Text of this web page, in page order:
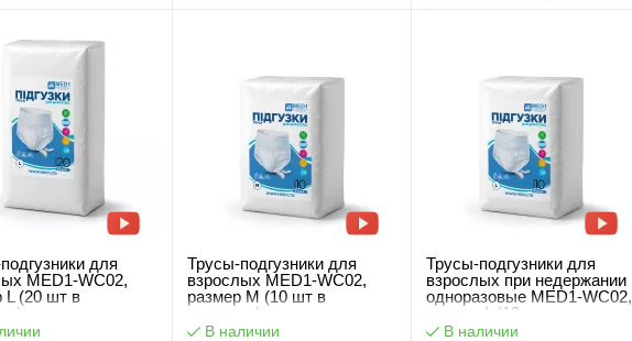
для
MED1-WC02,
L (20 шт в
Трусы-подгузники для
взрослых MED1-WC02,
размер M (10 шт в
упаковке)
В наличии
Трусы-подгузники для
взрослых при недержании
одноразовые MED1-WC02,
размер L (10 шт в
упаковке)
В наличии